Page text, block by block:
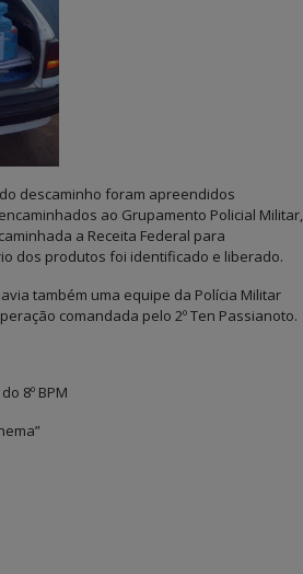
descaminho foram apreendidos
ao Grupamento Policial Militar,
a Receita Federal para
dos produtos foi identificado e liberado.
também uma equipe da Polícia Militar
comandada pelo 2º Ten Passianoto.
8º BPM